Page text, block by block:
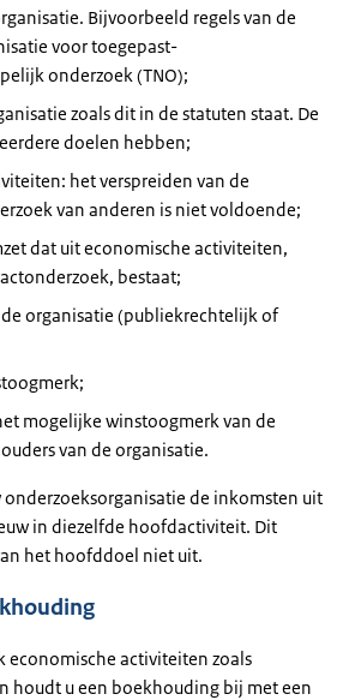
Bijvoorbeeld regels van de
voor toegepast-
onderzoek (TNO);
zoals dit in de statuten staat. De
doelen hebben;
het verspreiden van de
van anderen is niet voldoende;
dat uit economische activiteiten,
bestaat;
organisatie (publiekrechtelijk of
mogelijke winstoogmerk van de
van de organisatie.
onderzoeksorganisatie de inkomsten uit
in diezelfde hoofdactiviteit. Dit
het hoofddoel niet uit.
economische activiteiten zoals
houdt u een boekhouding bij met een